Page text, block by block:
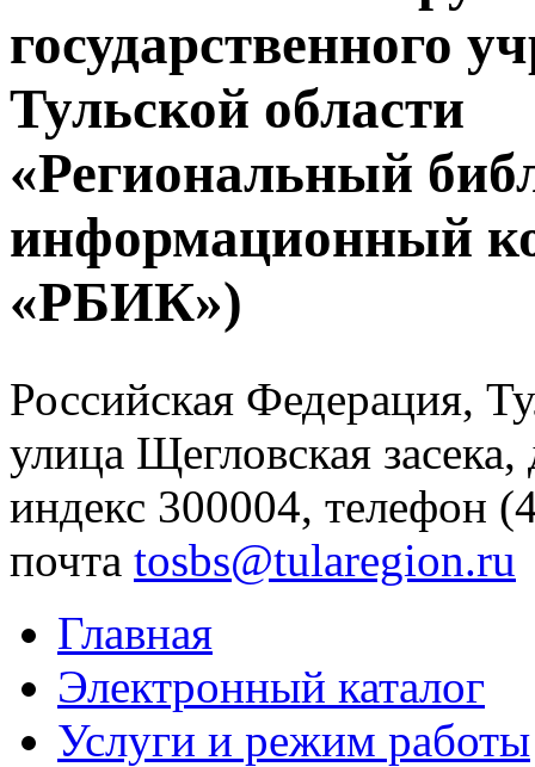
государственного
Тульской области
«Региональный
информационный
«РБИК»)
Российская Федерация,
улица Щегловская
индекс 300004, телефон
почта tosbs@tularegion.ru
Главная
Электронный каталог
Услуги и режим работы